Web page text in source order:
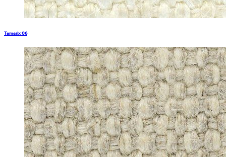
Tamarix 06